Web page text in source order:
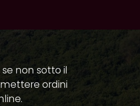
non sotto il
ordini